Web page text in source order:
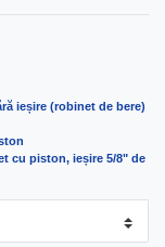
ieșire (robinet de bere)
cu piston, ieșire 5/8" de